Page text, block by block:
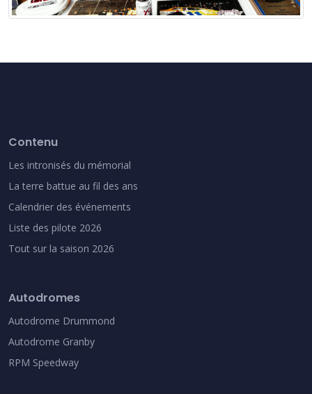
Contenu
Les intronisés du mémorial
La terre battue au fil des ans
Calendrier des événements
Liste des pilote 2026
Tout sur la saison 2026
Autodromes
Autodrome Drummond
Autodrome Granby
RPM Speedway